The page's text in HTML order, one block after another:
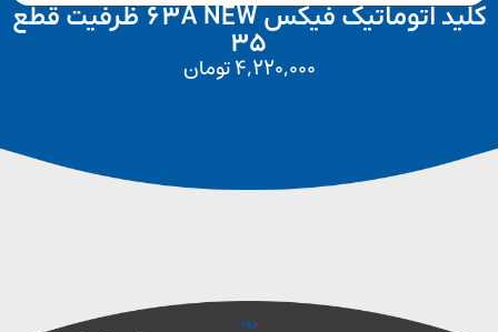
کلید اتوماتیک فیکس 63A NEW ظرفیت قطع
4,220,000تومان